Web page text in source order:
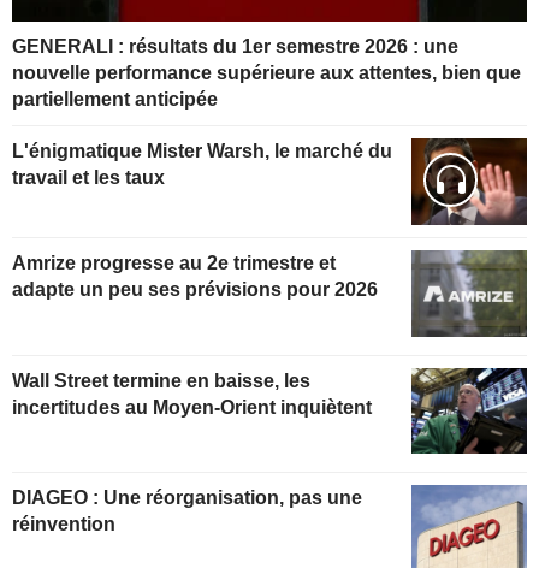
GENERALI : résultats du 1er semestre 2026 : une
nouvelle performance supérieure aux attentes, bien que
partiellement anticipée
L'énigmatique Mister Warsh, le marché du
travail et les taux
Amrize progresse au 2e trimestre et
adapte un peu ses prévisions pour 2026
Wall Street termine en baisse, les
incertitudes au Moyen-Orient inquiètent
DIAGEO : Une réorganisation, pas une
réinvention